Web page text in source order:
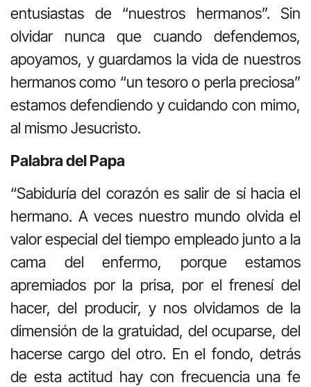
entusiastas de “nuestros hermanos”. Sin
olvidar nunca que cuando defendemos,
apoyamos, y guardamos la vida de nuestros
hermanos como “un tesoro o perla preciosa”
estamos defendiendo y cuidando con mimo,
al mismo Jesucristo.
Palabra del Papa
“Sabiduría del corazón es salir de sí hacia el
hermano. A veces nuestro mundo olvida el
valor especial del tiempo empleado junto a la
cama del enfermo, porque estamos
apremiados por la prisa, por el frenesí del
hacer, del producir, y nos olvidamos de la
dimensión de la gratuidad, del ocuparse, del
hacerse cargo del otro. En el fondo, detrás
de esta actitud hay con frecuencia una fe